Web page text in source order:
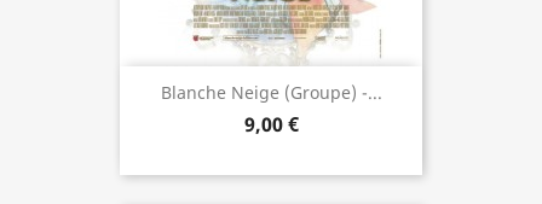
Blanche Neige (groupe) -...
9,00 €